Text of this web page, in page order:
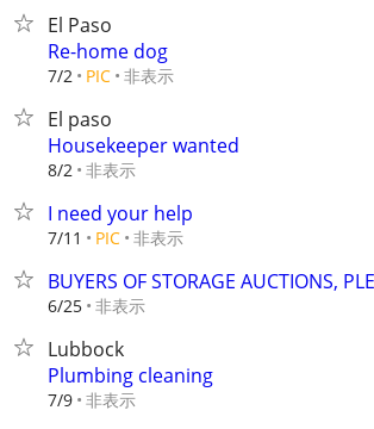
El Paso
Re-home dog
7/2 PIC 非表示
El paso
Housekeeper wanted
8/2 非表示
I need your help
7/11 PIC 非表示
BUYERS OF STORAGE AUCTIONS,
6/25 非表示
Lubbock
Plumbing cleaning
7/9 非表示